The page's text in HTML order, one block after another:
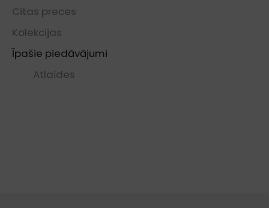
Citas preces
Kolekcijas
Īpašie piedāvājumi
Atlaides